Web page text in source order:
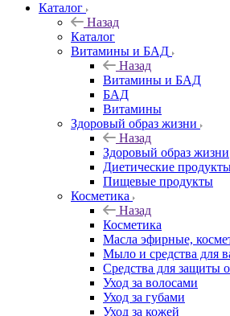
Каталог
Назад
Каталог
Витамины и БАД
Назад
Витамины и БАД
БАД
Витамины
Здоровый образ жизни
Назад
Здоровый образ жизни
Диетические
Пищевые продукты
Косметика
Назад
Косметика
Масла эфирные,
Мыло и средства для
Средства для защиты
Уход за волосами
Уход за губами
Уход за кожей